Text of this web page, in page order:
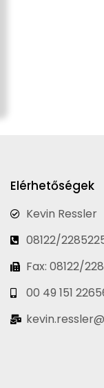
Elérhetőségek
Kevin Ressler
08122/
Fax: 08122/
00 49 151